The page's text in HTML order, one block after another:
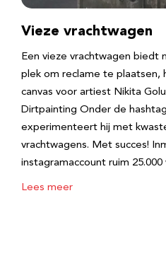
Vieze vrachtwagen
Een vieze vrachtwagen biedt
plek om reclame te plaatsen,
canvas voor artiest Nikita
Dirtpainting Onder de
experimenteert hij met
vrachtwagens. Met succes!
instagramaccount ruim
Lees meer